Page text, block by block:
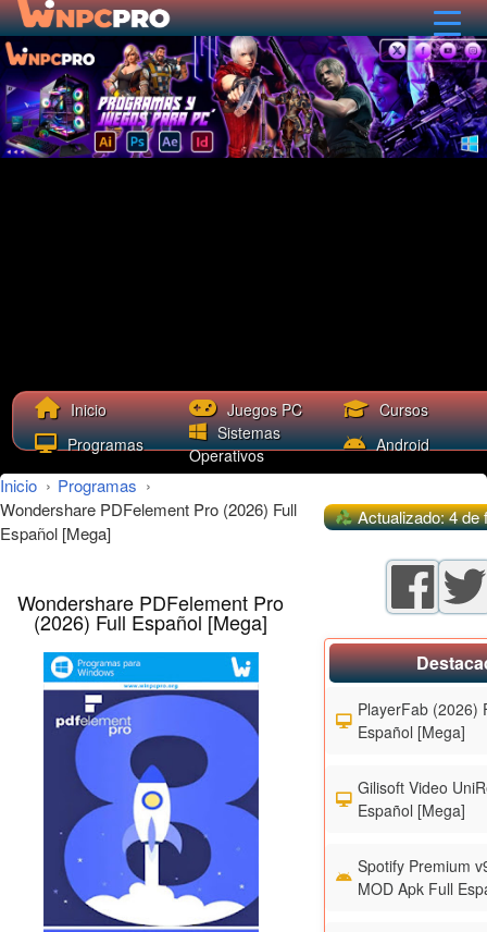
Inicio Juegos PC
Cursos
Programas
Sistemas
Operativos
Android
Inicio › Programas ›
Wondershare PDFelement Pro (2026) Full
Español [Mega]
Wondershare PDFelement Pro
(2026) Full Español [Mega]
Actualizado: 4 de
PlayerFab (2026)
Español [Mega]
Gilisoft Video
Español [Mega]
Spotify Premium
MOD Apk Full